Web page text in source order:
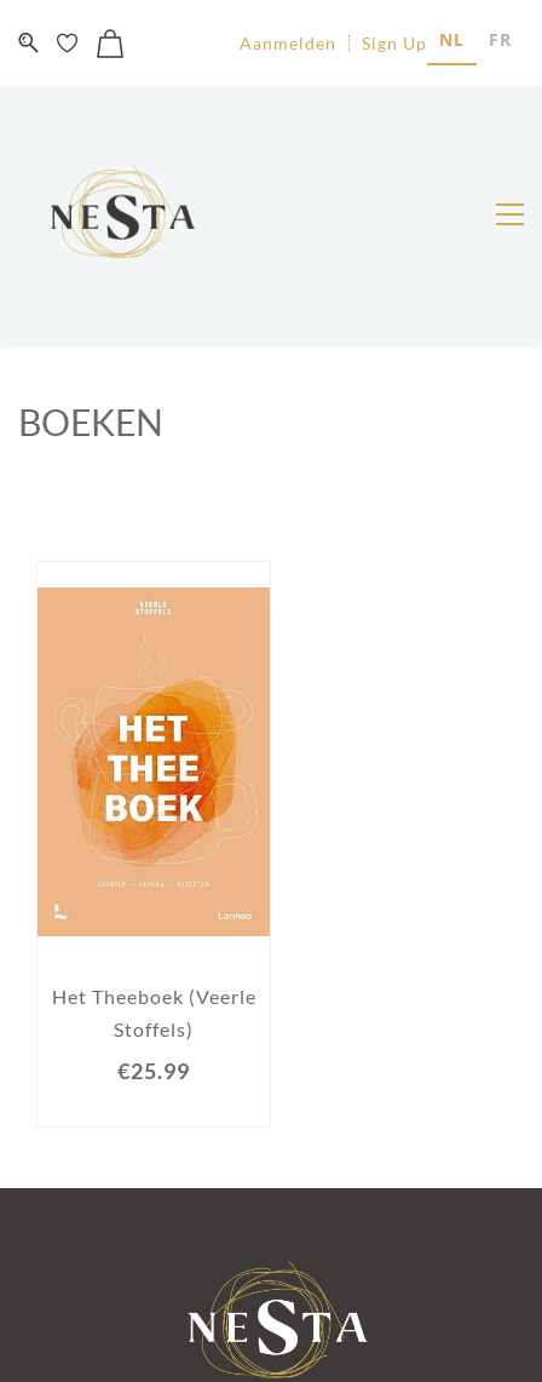
Aanmelden Sign Up NL FR
BOEKEN
Het Theeboek (Veerle
Stoffels)
€25.99